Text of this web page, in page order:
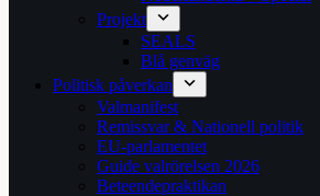
Projekt
SEALS
Blå genväg
Politisk påverkan
Valmanifest
Remissvar & Nationell politik
EU-parlamentet
Guide valrörelsen 2026
Beteendepraktikan